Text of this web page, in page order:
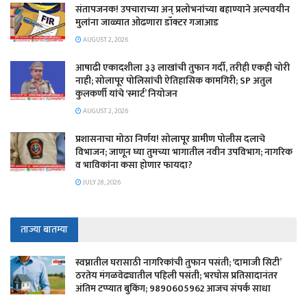
संतापजनक! उपचाराच्या अन् प्रलोभनांच्या बहाण्याने अल्पवयीन
मुलांना जाळ्यात ओढणारा डॉक्टर गजाआड
AUGUST 2, 2026
आषाढी एकादशीला ३३ लाखांची तुफान गर्दी, तरीही एकही चोरी
नाही; सोलापूर पोलिसांची ऐतिहासिक कामगिरी; SP अतुल
कुलकर्णी यांचे ‘स्मार्ट’ नियोजन
AUGUST 2, 2026
प्रशासनाचा मोठा निर्णय! सोलापूर ग्रामीण पोलीस दलाचे
विभाजन; जाणून घ्या तुमच्या भागातील नवीन उपविभाग; नागरिक
व भाविकांना कसा होणार फायदा?
JULY 28, 2026
ताज्या बातम्या
स्वप्नातील घरासाठी नागरिकांची तुफान पसंती; ‘दामाजी सिटी’
ठरतेय मंगळवेढ्यातील पहिली पसंती; भरघोस प्रतिसादानंतर
अंतिम टप्प्यात बुकिंग; 9890605962 आजच संपर्क साधा